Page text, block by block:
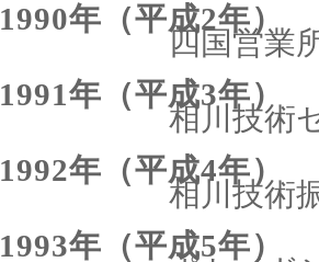
1990年（平成2年）
四国営業
1991年（平成3年）
相川技術
1992年（平成4年）
相川技術
1993年（平成5年）